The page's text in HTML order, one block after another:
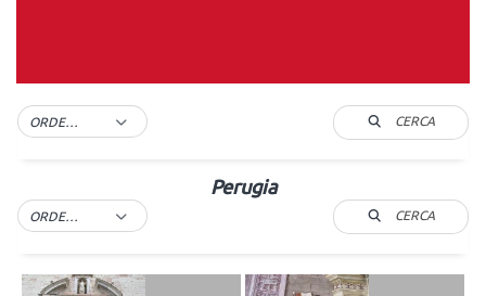
ORDER BY DEFAULT CERCA
Perugia
ORDER BY DEFAULT CERCA